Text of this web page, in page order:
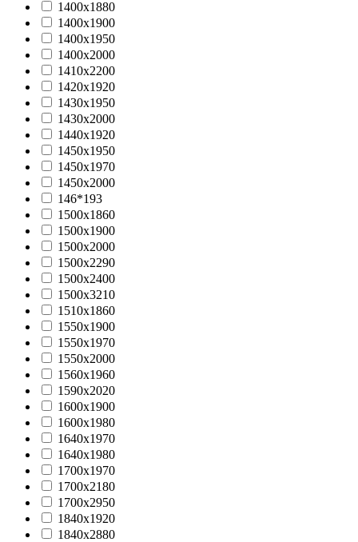
1400х1880
1400х1900
1400х1950
1400х2000
1410х2200
1420х1920
1430х1950
1430х2000
1440x1920
1450х1950
1450х1970
1450х2000
146*193
1500х1860
1500х1900
1500х2000
1500х2290
1500х2400
1500х3210
1510х1860
1550х1900
1550х1970
1550х2000
1560х1960
1590х2020
1600х1900
1600х1980
1640х1970
1640х1980
1700х1970
1700х2180
1700х2950
1840х1920
1840х2880